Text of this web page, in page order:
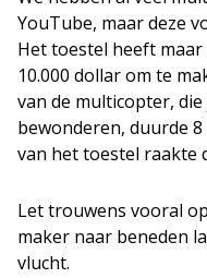
YouTube, maar deze
Het toestel heeft
10.000 dollar om te
van de multicopter,
bewonderen, duurde
van het toestel raakte
Let trouwens vooral
maker naar beneden
vlucht.